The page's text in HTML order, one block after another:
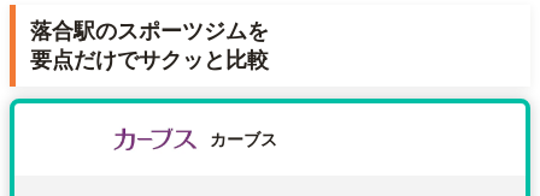
落合駅のスポーツジムを
要点だけでサクッと比較
カーブス